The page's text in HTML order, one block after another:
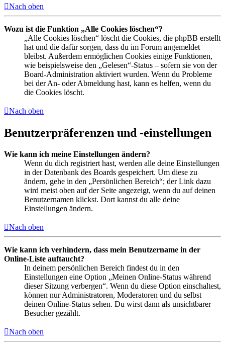
Nach oben
Wozu ist die Funktion „Alle Cookies löschen“?
„Alle Cookies löschen“ löscht die Cookies, die phpBB erstellt
hat und die dafür sorgen, dass du im Forum angemeldet
bleibst. Außerdem ermöglichen Cookies einige Funktionen,
wie beispielsweise den „Gelesen“-Status – sofern sie von der
Board-Administration aktiviert wurden. Wenn du Probleme
bei der An- oder Abmeldung hast, kann es helfen, wenn du
die Cookies löscht.
Nach oben
Benutzerpräferenzen und -einstellungen
Wie kann ich meine Einstellungen ändern?
Wenn du dich registriert hast, werden alle deine Einstellungen
in der Datenbank des Boards gespeichert. Um diese zu
ändern, gehe in den „Persönlichen Bereich“; der Link dazu
wird meist oben auf der Seite angezeigt, wenn du auf deinen
Benutzernamen klickst. Dort kannst du alle deine
Einstellungen ändern.
Nach oben
Wie kann ich verhindern, dass mein Benutzername in der
Online-Liste auftaucht?
In deinem persönlichen Bereich findest du in den
Einstellungen eine Option „Meinen Online-Status während
dieser Sitzung verbergen“. Wenn du diese Option einschaltest,
können nur Administratoren, Moderatoren und du selbst
deinen Online-Status sehen. Du wirst dann als unsichtbarer
Besucher gezählt.
Nach oben